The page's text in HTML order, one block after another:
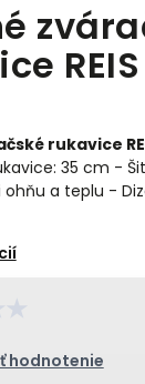
REIS
rukavice
35 cm -
a teplu -
★
hodnotenie